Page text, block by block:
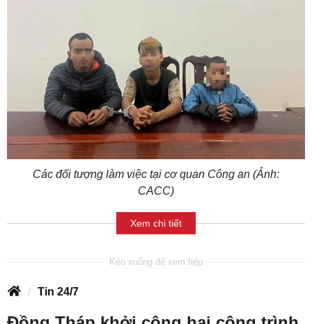
Các đối tượng làm việc tại cơ quan Công an (Ảnh:
CACC)
Xem chi tiết
Tin 24/7